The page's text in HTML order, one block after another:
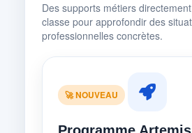
Des supports métiers
classe pour approfondir des
professionnelles concrètes.
🚀 NOUVEAU